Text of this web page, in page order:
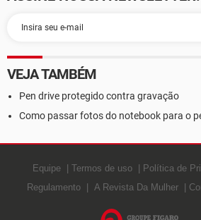
VEJA TAMBÉM
Pen drive protegido contra gravação
Como passar fotos do notebook para o
Equipe Termos de uso Política de
Regulamento
A Revista Da Mulher